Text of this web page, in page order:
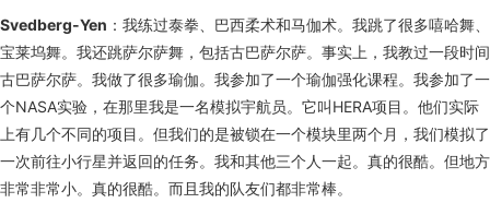
Svedberg-Yen ：我练过泰拳、巴西柔术和马伽术。我跳了很多嘻哈舞、
宝莱坞舞。我还跳萨尔萨舞，包括古巴萨尔萨。事实上，我教过一段时间
古巴萨尔萨。我做了很多瑜伽。我参加了一个瑜伽强化课程。我参加了一
个NASA实验，在那里我是一名模拟宇航员。它叫HERA项目。他们实际
上有几个不同的项目。但我们的是被锁在一个模块里两个月，我们模拟了
一次前往小行星并返回的任务。我和其他三个人一起。真的很酷。但地方
非常非常小。真的很酷。而且我的队友们都非常棒。